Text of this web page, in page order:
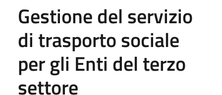
Gestione del servizio
di trasporto sociale
per gli Enti del terzo
settore